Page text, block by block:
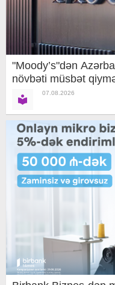
"Moody’s"dən
növbəti müsbət
07.08.2026